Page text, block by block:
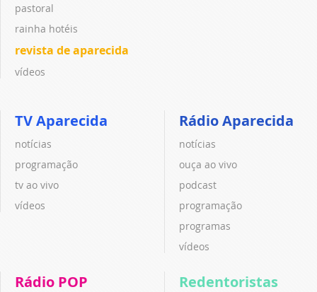
pastoral
rainha hotéis
revista de aparecida
vídeos
TV Aparecida
notícias
programação
tv ao vivo
vídeos
Rádio Aparecida
notícias
ouça ao vivo
podcast
programação
programas
vídeos
Rádio POP Redentoristas